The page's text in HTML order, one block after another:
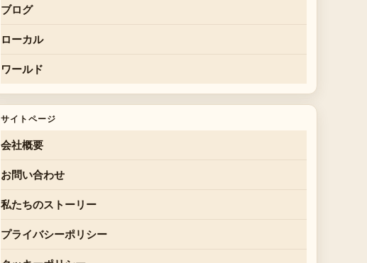
ブログ
ローカル
ワールド
サイトページ
会社概要
お問い合わせ
私たちのストーリー
プライバシーポリシー